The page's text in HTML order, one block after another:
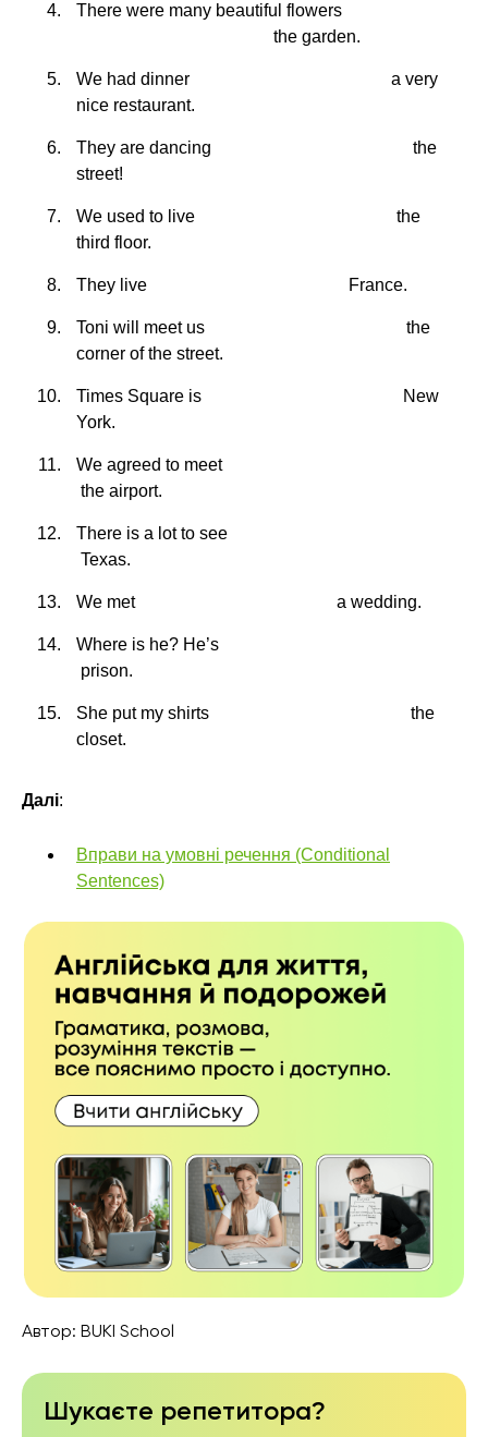
There were many beautiful flowers
the garden.
We had dinner
a very
nice restaurant.
They are dancing
the
street!
We used to live
the
third floor.
They live France.
Toni will meet us
the
corner of the street.
Times Square is
New
York.
We agreed to meet
the airport.
There is a lot to see
Texas.
We met a wedding.
Where is he? He’s
prison.
She put my shirts
the
closet.
Далі:
Вправи на умовні речення (Conditional
Sentences)
Автор: BUKI School
Шукаєте репетитора?